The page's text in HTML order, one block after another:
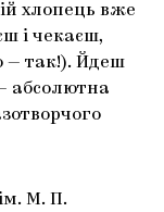
хлопець вже
і чекаєш,
— так!). Йдеш
абсолютна
М. П.